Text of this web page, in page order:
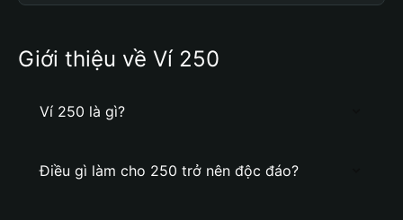
Giới thiệu về Ví 250
Ví 250 là gì?
Điều gì làm cho 250 trở nên độc đáo?